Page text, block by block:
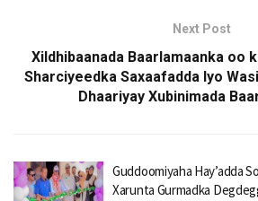
Next Post
Xildhibaanada Baarlamaanka oo
Sharciyeedka Saxaafadda Iyo
Dhaariyay Xubinimada
Guddoomiyaha Hay’adda
Xarunta Gurmadka